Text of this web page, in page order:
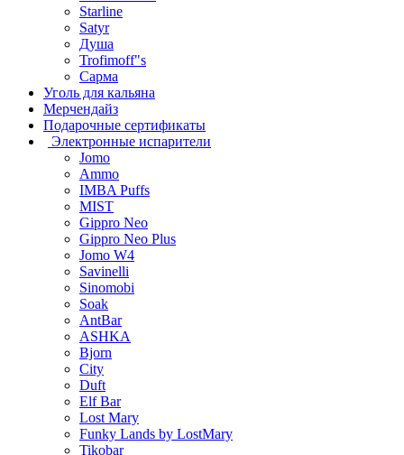
Starline
Satyr
Душа
Trofimoff"s
Сарма
Уголь для кальяна
Мерчендайз
Подарочные сертификаты
Электронные испарители
Jomo
Ammo
IMBA Puffs
MIST
Gippro Neo
Gippro Neo Plus
Jomo W4
Savinelli
Sinomobi
Soak
AntBar
ASHKA
Bjorn
City
Duft
Elf Bar
Lost Mary
Funky Lands by LostMary
Tikobar